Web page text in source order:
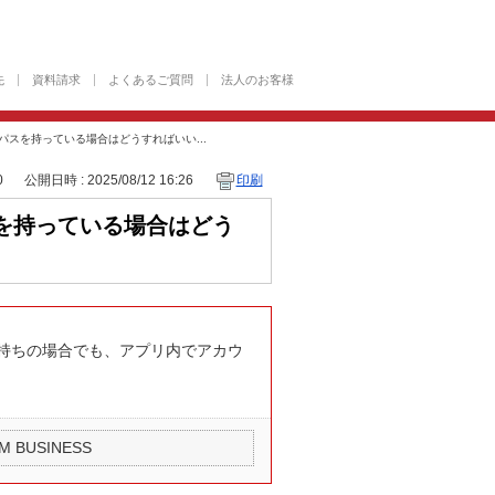
資料請求 よくあるご質問 法人のお客様
を持っている場合はどうすればいい...
公開日時 : 2025/08/12 16:26 印刷
持っている場合はどう
ちの場合でも、アプリ内でアカウ
BUSINESS